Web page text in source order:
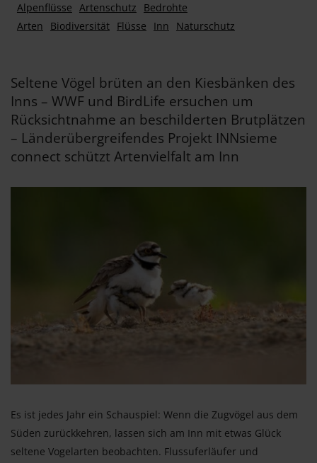
Alpenflüsse Artenschutz
Bedrohte
Arten
Biodiversität Flüsse Inn Naturschutz
Seltene Vögel brüten an den Kiesbänken des
Inns – WWF und BirdLife ersuchen um
Rücksichtnahme an beschilderten Brutplätzen
– Länderübergreifendes Projekt INNsieme
connect schützt Artenvielfalt am Inn
Es ist jedes Jahr ein Schauspiel: Wenn die Zugvögel aus dem
Süden zurückkehren, lassen sich am Inn mit etwas Glück
seltene Vogelarten beobachten. Flussuferläufer und